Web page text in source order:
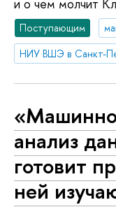
и о чем молчит
Поступающим
НИУ ВШЭ в Санкт-
анализ
готовит
ней